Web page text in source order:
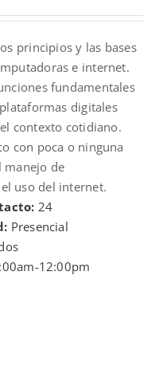
principios y las bases
e internet.
fundamentales
digitales
contexto cotidiano.
con poca o ninguna
manejo de
uso del internet.
24
Presencial
12:00pm